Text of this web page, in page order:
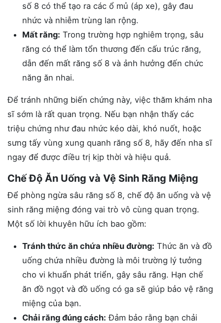
số 8 có thể tạo ra các ổ mủ (áp xe), gây đau
nhức và nhiễm trùng lan rộng.
Mất răng: Trong trường hợp nghiêm trọng, sâu
răng có thể làm tổn thương đến cấu trúc răng,
dẫn đến mất răng số 8 và ảnh hưởng đến chức
năng ăn nhai.
Để tránh những biến chứng này, việc thăm khám nha
sĩ sớm là rất quan trọng. Nếu bạn nhận thấy các
triệu chứng như đau nhức kéo dài, khó nuốt, hoặc
sưng tấy vùng xung quanh răng số 8, hãy đến nha sĩ
ngay để được điều trị kịp thời và hiệu quả.
Chế Độ Ăn Uống và Vệ Sinh Răng Miệng
Để phòng ngừa sâu răng số 8, chế độ ăn uống và vệ
sinh răng miệng đóng vai trò vô cùng quan trọng.
Một số lời khuyên hữu ích bao gồm:
Tránh thức ăn chứa nhiều đường: Thức ăn và đồ
uống chứa nhiều đường là môi trường lý tưởng
cho vi khuẩn phát triển, gây sâu răng. Hạn chế
ăn đồ ngọt và đồ uống có ga sẽ giúp bảo vệ răng
miệng của bạn.
Chải răng đúng cách: Đảm bảo rằng bạn chải